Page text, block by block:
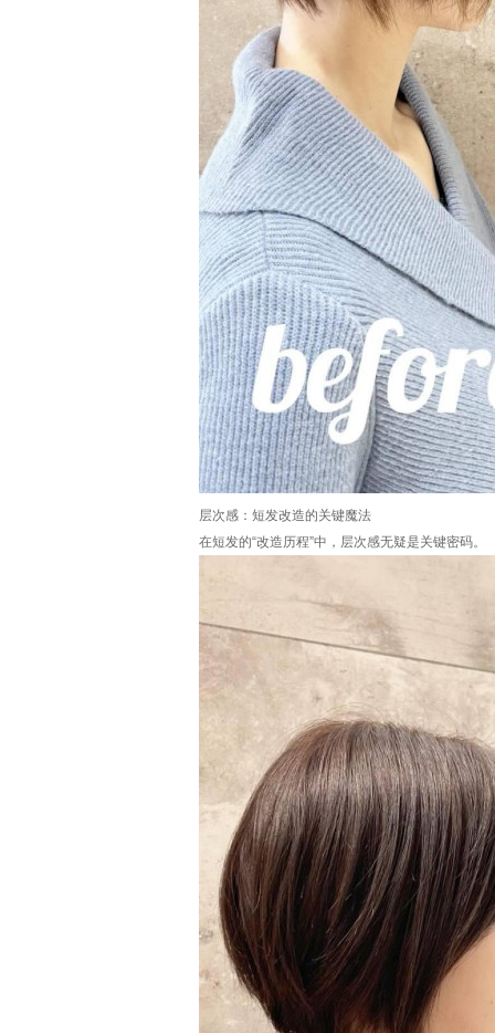
层次感：短发改造的关键魔法
在短发的“改造历程”中，层次感无疑是关键密码。